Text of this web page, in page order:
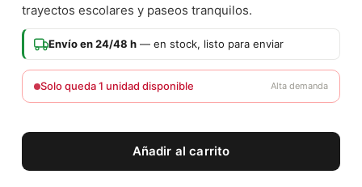
trayectos escolares y paseos tranquilos.
Envío en 24/48 h — en stock, listo para enviar
Solo queda 1 unidad disponible Alta demanda
Añadir al carrito